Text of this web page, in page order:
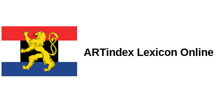
ARTindex Lexicon Online